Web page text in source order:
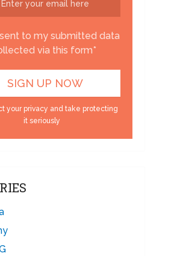
to my submitted data
via this form*
your privacy and take protecting
it seriously